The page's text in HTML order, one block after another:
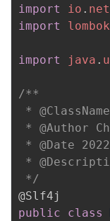
import
io .
import
lombok
import java .
/**
*
* @Author
* @Date
*
*/
@Slf4j
public
class